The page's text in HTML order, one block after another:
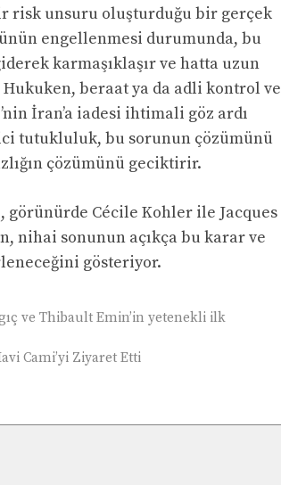
risk unsuru oluşturduğu bir gerçek
engellenmesi durumunda, bu
karmaşıklaşır ve hatta uzun
beraat ya da adli kontrol ve
İran’a iadesi ihtimali göz ardı
tutukluluk, bu sorunun çözümünü
çözümünü geciktirir.
Cécile Kohler ile Jacques
nihai sonunun açıkça bu karar ve
gösteriyor.
ve Thibault Emin’in yetenekli ilk
Cami’yi Ziyaret Etti